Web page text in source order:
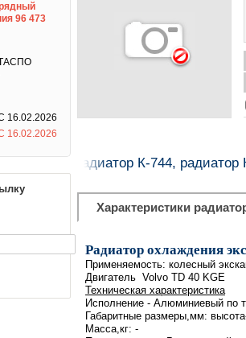
96 473
Кировец, радиатор К-744, радиатор
Характеристики
Радиатор охлаждения
Применяемость: колесный
Двигатель Volvo TD 40 KGE
Техническая характеристика
Исполнение - Алюминиевый по
Габаритные размеры,мм:
Масса,кг: -